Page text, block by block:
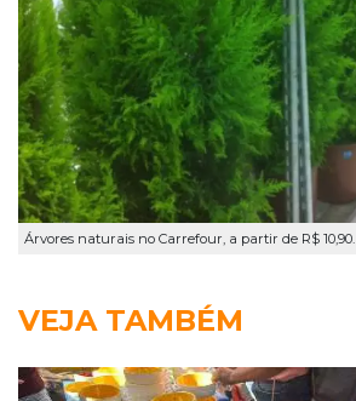
Árvores naturais no Carrefour, a partir de R$ 10,90.
VEJA TAMBÉM